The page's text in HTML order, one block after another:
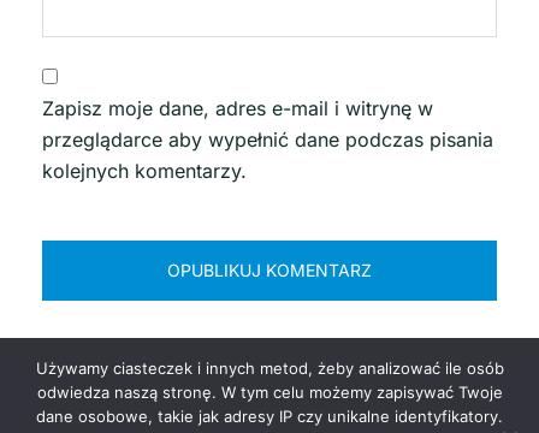
Zapisz moje dane, adres e-mail i witrynę w
przeglądarce aby wypełnić dane podczas pisania
kolejnych komentarzy.
Używamy ciasteczek i innych metod, żeby analizować ile osób
odwiedza naszą stronę. W tym celu możemy zapisywać Twoje
dane osobowe, takie jak adresy IP czy unikalne identyfikatory.